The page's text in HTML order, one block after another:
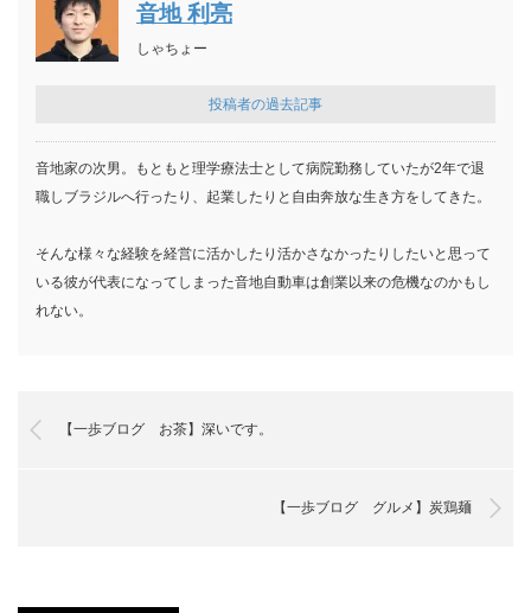
音地 利亮
しゃちょー
投稿者の過去記事
音地家の次男。もともと理学療法士として病院勤務していたが2年で退
職しブラジルへ行ったり、起業したりと自由奔放な生き方をしてきた。
そんな様々な経験を経営に活かしたり活かさなかったりしたいと思って
いる彼が代表になってしまった音地自動車は創業以来の危機なのかもし
れない。
【一歩ブログ お茶】深いです。
【一歩ブログ グルメ】炭鶏麺